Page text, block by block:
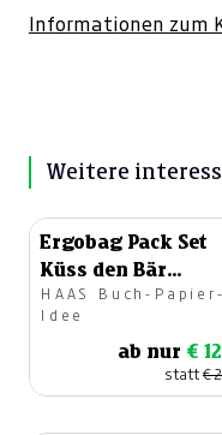
Informationen zum
Weitere
Ergobag Pack Set
Küss den Bär
Rucksack Set
HAAS Buch-Papier-
Idee
ab nur €
statt€